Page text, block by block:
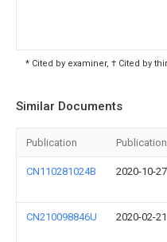
* Cited by examiner, † Cited by
Similar Documents
Publication
CN110281024B 2020-10-27
CN210098846U 2020-02-21